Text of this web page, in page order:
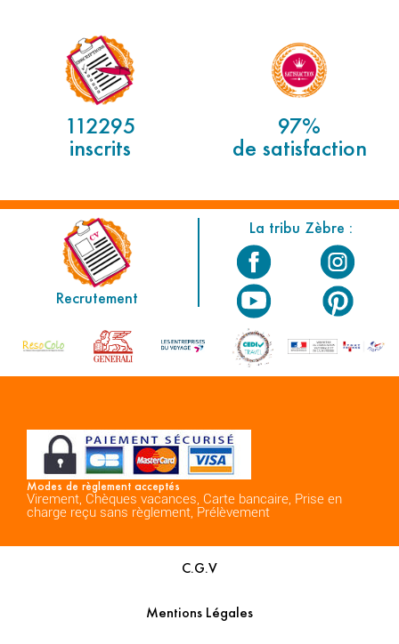
112295
inscrits
97%
de satisfaction
Recrutement
La tribu Zèbre :
Modes de règlement acceptés
Virement, Chèques vacances, Carte bancaire, Prise en
charge reçu sans règlement, Prélèvement
C.G.V
Mentions Légales